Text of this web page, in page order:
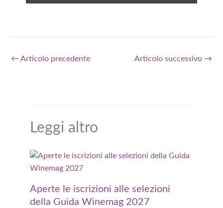
← Articolo precedente Articolo successivo →
Leggi altro
Aperte le iscrizioni alle selezioni
della Guida Winemag 2027